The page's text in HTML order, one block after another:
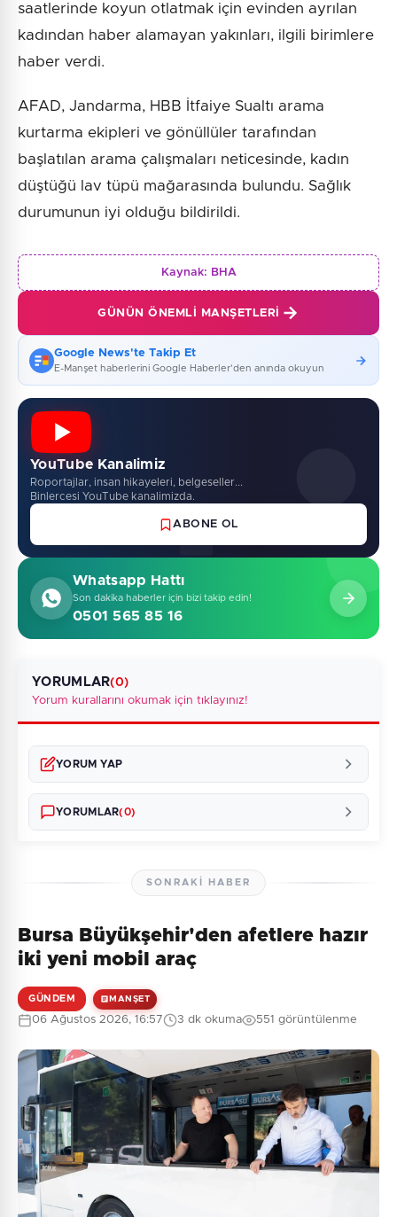
saatlerinde koyun otlatmak için evinden ayrılan
kadından haber alamayan yakınları, ilgili birimlere
haber verdi.
AFAD, Jandarma, HBB İtfaiye Sualtı arama
kurtarma ekipleri ve gönüllüler tarafından
başlatılan arama çalışmaları neticesinde, kadın
düştüğü lav tüpü mağarasında bulundu. Sağlık
durumunun iyi olduğu bildirildi.
Kaynak: BHA
GÜNÜN ÖNEMLI MANŞETLERI
Google News'te Takip Et
E-Manşet haberlerini Google Haberler'den anında okuyun
YouTube Kanalimiz
Roportajlar, insan hikayeleri, belgeseller...
Binlercesi YouTube kanalimizda.
ABONE OL
Whatsapp Hattı
Son dakika haberler için bizi takip edin!
0501 565 85 16
YORUMLAR(0)
Yorum kurallarını okumak için tıklayınız!
YORUM YAP
5 + 2 = ?
Gönder
YORUMLAR(0)
Henüz yorum yapılmamış. İlk yorumu siz yapın!
SONRAKI HABER
Bursa Büyükşehir'den afetlere hazır
iki yeni mobil araç
GÜNDEM MANŞET
06 Ağustos 2026, 16:57 3 dk okuma 551 görüntülenme